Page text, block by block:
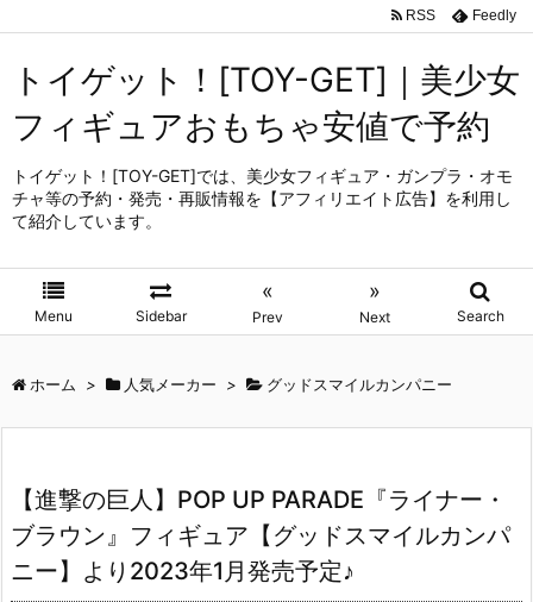
トイゲット！[TOY-GET]｜美少女
フィギュアおもちゃ安値で予約
トイゲット！[TOY-GET]では、美少女フィギュア・ガンプラ・オモ
チャ等の予約・発売・再販情報を【アフィリエイト広告】を利用し
て紹介しています。
Menu Sidebar
«
Prev
»
Next Search
RSS Feedly
ホーム > 人気メーカー > グッドスマイルカンパニー
【進撃の巨人】POP UP PARADE『ライナー・
ブラウン』フィギュア【グッドスマイルカンパ
ニー】より2023年1月発売予定♪